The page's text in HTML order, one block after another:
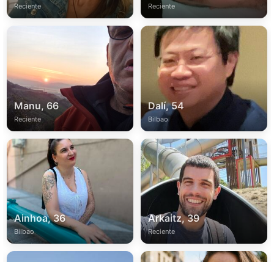
Reciente Reciente
Manu, 66
Reciente
Dalí, 54
Bilbao
Ainhoa, 36
Bilbao
Arkaitz, 39
Reciente